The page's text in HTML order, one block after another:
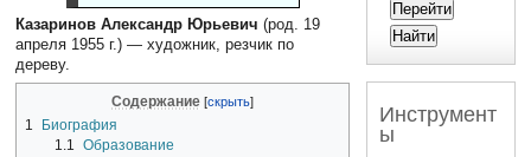
Казаринов Александр Юрьевич (род. 19
апреля 1955 г.) — художник, резчик по
дереву.
Содержание
1
Биография
1.1 Образование
Инструмент
ы